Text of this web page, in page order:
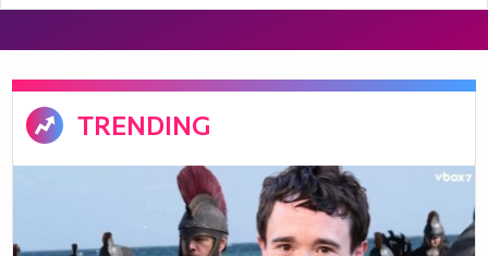
TRENDING